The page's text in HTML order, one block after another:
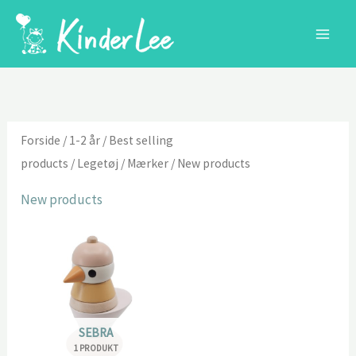
Forside / 1-2 år / Best selling
products / Legetøj / Mærker / New products
New products
SEBRA
1 PRODUKT